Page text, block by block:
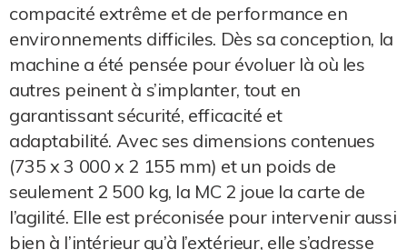
compacité extrême et de performance en
environnements difficiles. Dès sa conception, la
machine a été pensée pour évoluer là où les
autres peinent à s’implanter, tout en
garantissant sécurité, efficacité et
adaptabilité. Avec ses dimensions contenues
(735 x 3 000 x 2 155 mm) et un poids de
seulement 2 500 kg, la MC 2 joue la carte de
l’agilité. Elle est préconisée pour intervenir aussi
bien à l’intérieur qu’à l’extérieur, elle s’adresse